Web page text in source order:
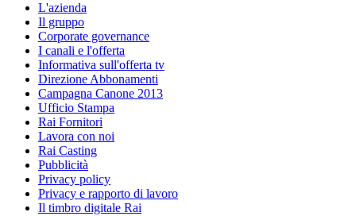
L'azienda
Il gruppo
Corporate governance
I canali e l'offerta
Informativa sull'offerta tv
Direzione Abbonamenti
Campagna Canone 2013
Ufficio Stampa
Rai Fornitori
Lavora con noi
Rai Casting
Pubblicità
Privacy policy
Privacy e rapporto di lavoro
Il timbro digitale Rai